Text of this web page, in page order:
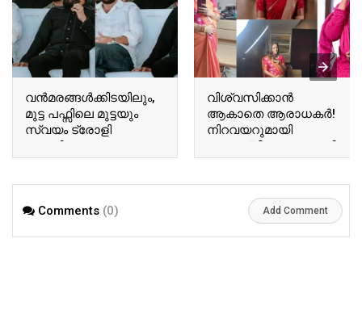
വന്‍മരങ്ങള്‍ക്കിടയിലും,
മുട്ട പഫ്സിലെ മുട്ടയും
സ്വയം ട്രോളി
ബേസിലും
ടോവിനോയും!
Viral Photo
വിശ്വസിക്കാൻ
ആകാതെ ആരാധകർ!
നിറവയറുമായി
അനുശ്രീ! വൈറലായി
അനുശ്രീയുടെ പുതിയ
Ausree Viral Photo
Comments (0) Add Comment